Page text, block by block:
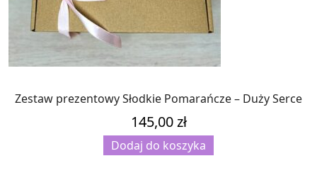
Zestaw prezentowy Słodkie Pomarańcze – Duży Serce
145,00zł
Dodaj do koszyka